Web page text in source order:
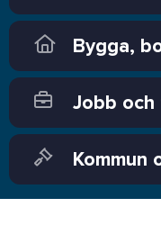
Bygga,
Jobb
Kommun